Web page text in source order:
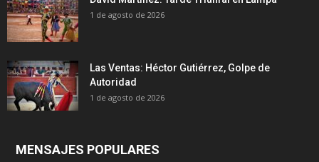
1 de agosto de 2026
Las Ventas: Héctor Gutiérrez, Golpe de
Autoridad
1 de agosto de 2026
MENSAJES POPULARES